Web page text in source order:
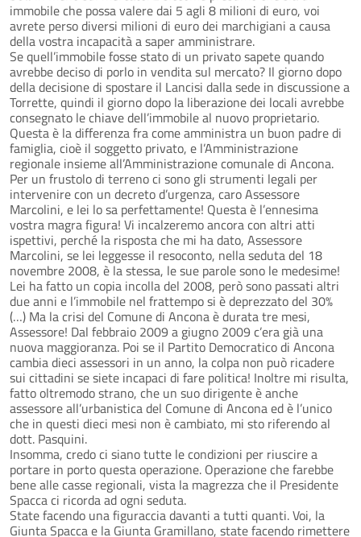
immobile che possa valere dai 5 agli 8 milioni di euro, voi
avrete perso diversi milioni di euro dei marchigiani a causa
della vostra incapacità a saper amministrare.
Se quell’immobile fosse stato di un privato sapete quando
avrebbe deciso di porlo in vendita sul mercato? Il giorno dopo
della decisione di spostare il Lancisi dalla sede in discussione a
Torrette, quindi il giorno dopo la liberazione dei locali avrebbe
consegnato le chiave dell’immobile al nuovo proprietario.
Questa è la differenza fra come amministra un buon padre di
famiglia, cioè il soggetto privato, e l’Amministrazione
regionale insieme all’Amministrazione comunale di Ancona.
Per un frustolo di terreno ci sono gli strumenti legali per
intervenire con un decreto d’urgenza, caro Assessore
Marcolini, e lei lo sa perfettamente! Questa è l’ennesima
vostra magra figura! Vi incalzeremo ancora con altri atti
ispettivi, perché la risposta che mi ha dato, Assessore
Marcolini, se lei leggesse il resoconto, nella seduta del 18
novembre 2008, è la stessa, le sue parole sono le medesime!
Lei ha fatto un copia incolla del 2008, però sono passati altri
due anni e l’immobile nel frattempo si è deprezzato del 30%
(…) Ma la crisi del Comune di Ancona è durata tre mesi,
Assessore! Dal febbraio 2009 a giugno 2009 c’era già una
nuova maggioranza. Poi se il Partito Democratico di Ancona
cambia dieci assessori in un anno, la colpa non può ricadere
sui cittadini se siete incapaci di fare politica! Inoltre mi risulta,
fatto oltremodo strano, che un suo dirigente è anche
assessore all’urbanistica del Comune di Ancona ed è l’unico
che in questi dieci mesi non è cambiato, mi sto riferendo al
dott. Pasquini.
Insomma, credo ci siano tutte le condizioni per riuscire a
portare in porto questa operazione. Operazione che farebbe
bene alle casse regionali, vista la magrezza che il Presidente
Spacca ci ricorda ad ogni seduta.
State facendo una figuraccia davanti a tutti quanti. Voi, la
Giunta Spacca e la Giunta Gramillano, state facendo rimettere